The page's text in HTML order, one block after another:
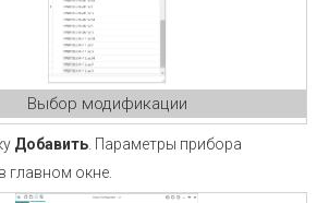
Выбор модификации
Добавить. Параметры прибора
главном окне.